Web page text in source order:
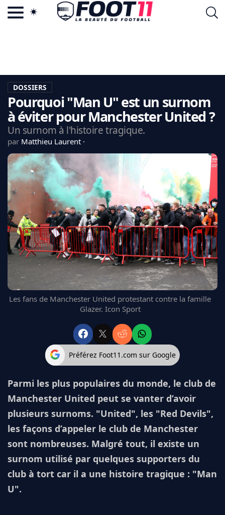
LA CHARTE
VIE PRIVÉE
CGU
CONTACTEZ-NOUS
MERCATO
CDM 2026
EDF
LIGUE 1
REAL MADRID
FC BARCELONE
MANCHESTER UNITED
CHELSEA
ARSENAL
BAYERN
L'AVIS DE LA RÉDAC'
DOSSIERS
Pourquoi "Man U" est un surnom
à éviter pour Manchester United ?
Un surnom à l'histoire tragique.
par Matthieu Laurent
Les fans de Manchester United protestant contre la famille
Glazer. Icon Sport
Préférez Foot11.com sur Google
Parmi les plus populaires du monde, le club de
Manchester United peut se vanter d’avoir
plusieurs surnoms. "United", les "Red Devils",
les façons d’appeler le club de Manchester
sont nombreuses. Malgré tout, il existe un
surnom utilisé par quelques supporters du
club à tort car il a une histoire tragique : "Man
U".